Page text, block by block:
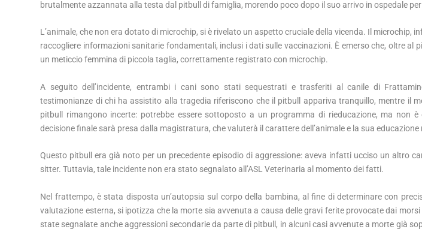
brutalmente azzannata alla testa dal pitbull di famiglia, morendo poco dopo il suo arrivo in ospedale
L’animale, che non era dotato di microchip, si è rivelato un aspetto cruciale della vicenda. Il microchip,
raccogliere informazioni sanitarie fondamentali, inclusi i dati sulle vaccinazioni. È emerso che, oltre al
un meticcio femmina di piccola taglia, correttamente registrato con microchip.
A seguito dell’incidente, entrambi i cani sono stati sequestrati e trasferiti al canile di
testimonianze di chi ha assistito alla tragedia riferiscono che il pitbull appariva tranquillo, mentre il
pitbull rimangono incerte: potrebbe essere sottoposto a un programma di rieducazione, ma non
decisione finale sarà presa dalla magistratura, che valuterà il carattere dell’animale e la sua
Questo pitbull era già noto per un precedente episodio di aggressione: aveva infatti ucciso un altro
sitter. Tuttavia, tale incidente non era stato segnalato all’ASL Veterinaria al momento dei fatti.
Nel frattempo, è stata disposta un’autopsia sul corpo della bambina, al fine di determinare con
valutazione esterna, si ipotizza che la morte sia avvenuta a causa delle gravi ferite provocate dai
state segnalate anche aggressioni secondarie da parte di pitbull, in alcuni casi avvenute a morte già